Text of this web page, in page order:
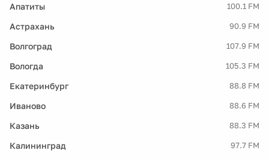
Апатиты 100.1 FM
Астрахань 90.9 FM
Волгоград 107.9 FM
Вологда 105.3 FM
Екатеринбург 88.8 FM
Иваново 88.6 FM
Казань 88.3 FM
Калининград 97.7 FM